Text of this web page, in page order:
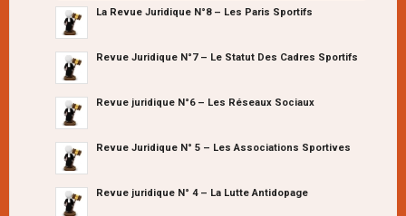
La Revue Juridique N°8 – Les Paris Sportifs
Revue Juridique N°7 – Le Statut Des Cadres Sportifs
Revue juridique N°6 – Les Réseaux Sociaux
Revue Juridique N° 5 – Les Associations Sportives
Revue juridique N° 4 – La Lutte Antidopage